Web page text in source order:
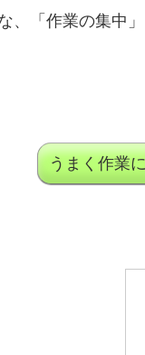
、「作業の集中
うまく作業